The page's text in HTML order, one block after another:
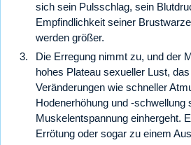
sich sein Pulsschlag, sein
Empfindlichkeit seiner
werden größer.
Die Erregung nimmt zu, und der
hohes Plateau sexueller Lust,
Veränderungen wie schneller
Hodenerhöhung und -schwellung
Muskelentspannung einhergeht.
Errötung oder sogar zu einem